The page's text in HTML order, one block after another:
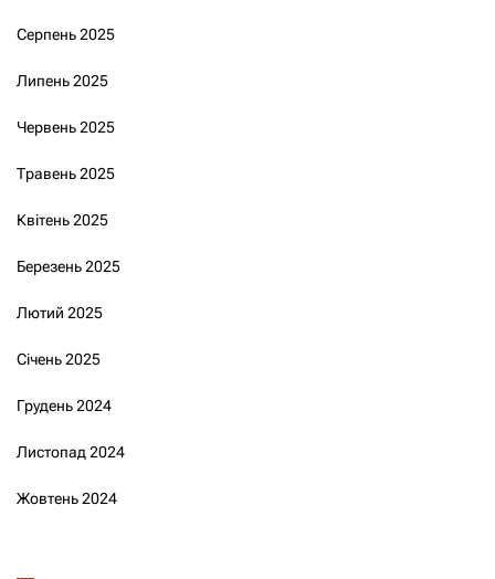
Серпень 2025
Липень 2025
Червень 2025
Травень 2025
Квітень 2025
Березень 2025
Лютий 2025
Січень 2025
Грудень 2024
Листопад 2024
Жовтень 2024